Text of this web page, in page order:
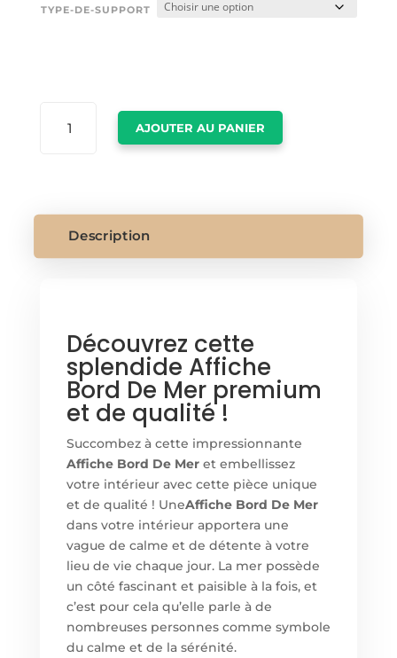
TYPE-DE-SUPPORT
MER
AJOUTER AU PANIER
Description
Découvrez cette
splendide Affiche
Bord De Mer premium
et de qualité !
Succombez à cette impressionnante
Affiche Bord De Meret embellissez
votre intérieur avec cette pièce unique
et de qualité ! UneAffiche Bord De Mer
dans votre intérieur apportera une
vague de calme et de détente à votre
lieu de vie chaque jour. La mer possède
un côté fascinant et paisible à la fois, et
c’est pour cela qu’elle parle à de
nombreuses personnes comme symbole
du calme et de la sérénité.